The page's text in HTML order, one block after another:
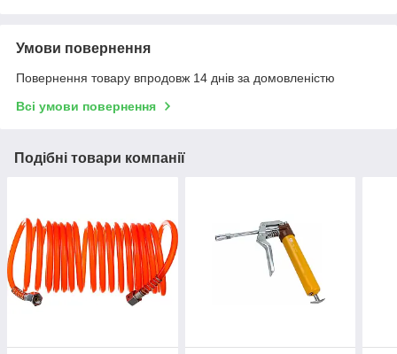
Умови повернення
Повернення товару впродовж 14 днів за домовленістю
Всі умови повернення
Подібні товари компанії